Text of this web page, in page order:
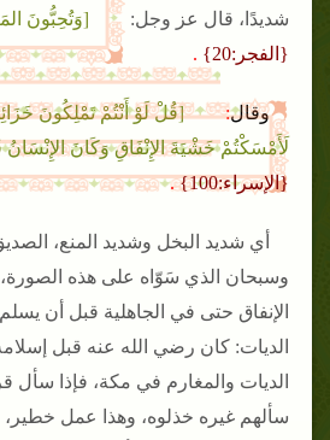
شديدًا، قال عز وجل: [وَتُحِبُّونَ
{الفجر:20} .
وقال:
[قُلْ لَوْ أَنْتُمْ تَمْلِكُونَ
لَأَمْسَكْتُمْ خَشْيَةَ الإِنْفَاقِ وَكَانَ الإِنْسَانُ
{الإسراء:100} .
أي شديد البخل وشديد المنع،
وسبحان الذي سَوّاه على هذه
الإنفاق حتى في الجاهلية قبل أن
الديات: كان رضي الله عنه قبل
الديات والمغارم في مكة، فإذا سأل
سألهم غيره خذلوه، وهذا عمل